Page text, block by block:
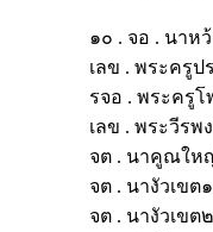
๑๐ . จอ . นา
เลข . พระครู
รจอ . พระครู
เลข . พระวีร
จต . นาคูณให
จต . นางัวเข
จต . นางัวเข